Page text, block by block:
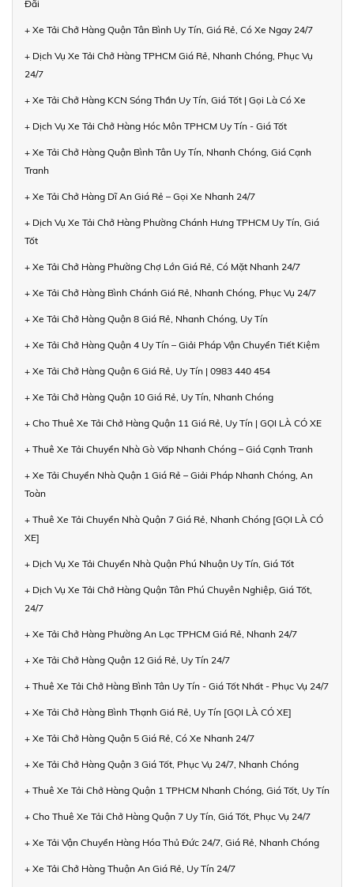
Đãi
+ Xe Tải Chở Hàng Quận Tân Bình Uy Tín, Giá Rẻ, Có Xe Ngay 24/7
+ Dịch Vụ Xe Tải Chở Hàng TPHCM Giá Rẻ, Nhanh Chóng, Phục Vụ
24/7
+ Xe Tải Chở Hàng KCN Sóng Thần Uy Tín, Giá Tốt | Gọi Là Có Xe
+ Dịch Vụ Xe Tải Chở Hàng Hóc Môn TPHCM Uy Tín - Giá Tốt
+ Xe Tải Chở Hàng Quận Bình Tân Uy Tín, Nhanh Chóng, Giá Cạnh
Tranh
+ Xe Tải Chở Hàng Dĩ An Giá Rẻ – Gọi Xe Nhanh 24/7
+ Dịch Vụ Xe Tải Chở Hàng Phường Chánh Hưng TPHCM Uy Tín, Giá
Tốt
+ Xe Tải Chở Hàng Phường Chợ Lớn Giá Rẻ, Có Mặt Nhanh 24/7
+ Xe Tải Chở Hàng Bình Chánh Giá Rẻ, Nhanh Chóng, Phục Vụ 24/7
+ Xe Tải Chở Hàng Quận 8 Giá Rẻ, Nhanh Chóng, Uy Tín
+ Xe Tải Chở Hàng Quận 4 Uy Tín – Giải Pháp Vận Chuyển Tiết Kiệm
+ Xe Tải Chở Hàng Quận 6 Giá Rẻ, Uy Tín | 0983 440 454
+ Xe Tải Chở Hàng Quận 10 Giá Rẻ, Uy Tín, Nhanh Chóng
+ Cho Thuê Xe Tải Chở Hàng Quận 11 Giá Rẻ, Uy Tín | GỌI LÀ CÓ XE
+ Thuê Xe Tải Chuyển Nhà Gò Vấp Nhanh Chóng – Giá Cạnh Tranh
+ Xe Tải Chuyển Nhà Quận 1 Giá Rẻ – Giải Pháp Nhanh Chóng, An
Toàn
+ Thuê Xe Tải Chuyển Nhà Quận 7 Giá Rẻ, Nhanh Chóng [GỌI LÀ CÓ
XE]
+ Dịch Vụ Xe Tải Chuyển Nhà Quận Phú Nhuận Uy Tín, Giá Tốt
+ Dịch Vụ Xe Tải Chở Hàng Quận Tân Phú Chuyên Nghiệp, Giá Tốt,
24/7
+ Xe Tải Chở Hàng Phường An Lạc TPHCM Giá Rẻ, Nhanh 24/7
+ Xe Tải Chở Hàng Quận 12 Giá Rẻ, Uy Tín 24/7
+ Thuê Xe Tải Chở Hàng Bình Tân Uy Tín - Giá Tốt Nhất - Phục Vụ 24/7
+ Xe Tải Chở Hàng Bình Thạnh Giá Rẻ, Uy Tín [GỌI LÀ CÓ XE]
+ Xe Tải Chở Hàng Quận 5 Giá Rẻ, Có Xe Nhanh 24/7
+ Xe Tải Chở Hàng Quận 3 Giá Tốt, Phục Vụ 24/7, Nhanh Chóng
+ Thuê Xe Tải Chở Hàng Quận 1 TPHCM Nhanh Chóng, Giá Tốt, Uy Tín
+ Cho Thuê Xe Tải Chở Hàng Quận 7 Uy Tín, Giá Tốt, Phục Vụ 24/7
+ Xe Tải Vận Chuyển Hàng Hóa Thủ Đức 24/7, Giá Rẻ, Nhanh Chóng
+ Xe Tải Chở Hàng Thuận An Giá Rẻ, Uy Tín 24/7